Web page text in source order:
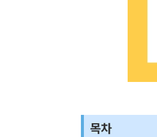
목차